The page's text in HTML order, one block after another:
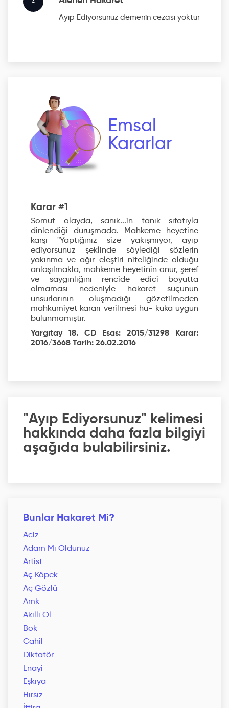
4
Ayıp Ediyorsunuz demenin cezası yoktur
Emsal
Kararlar
Karar #1
Somut olayda, sanık...in tanık sıfatıyla
dinlendiği duruşmada. Mahkeme heyetine
karşı "Yaptığınız size yakışmıyor, ayıp
ediyorsunuz şeklinde söylediği sözlerin
yakınma ve ağır eleştiri niteliğinde olduğu
anlaşılmakla, mahkeme heyetinin onur, şeref
ve saygınlığını rencide edici boyutta
olmaması nedeniyle hakaret suçunun
unsurlarının oluşmadığı gözetilmeden
mahkumiyet kararı verilmesi hu- kuka uygun
bulunmamıştır.
Yargıtay 18. CD Esas: 2015/31298 Karar:
2016/3668 Tarih: 26.02.2016
"Ayıp Ediyorsunuz" kelimesi
hakkında daha fazla bilgiyi
aşağıda bulabilirsiniz.
Bunlar Hakaret Mi?
Aciz
Adam Mı Oldunuz
Artist
Aç Köpek
Aç Gözlü
Amk
Akıllı Ol
Bok
Cahil
Diktatör
Enayi
Eşkıya
Hırsız